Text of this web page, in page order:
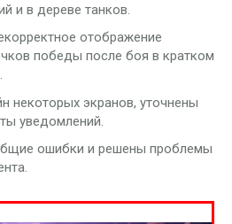
и в дереве танков.
отображение
победы после боя в кратком
некоторых экранов, уточнены
уведомлений.
ошибки и решены проблемы